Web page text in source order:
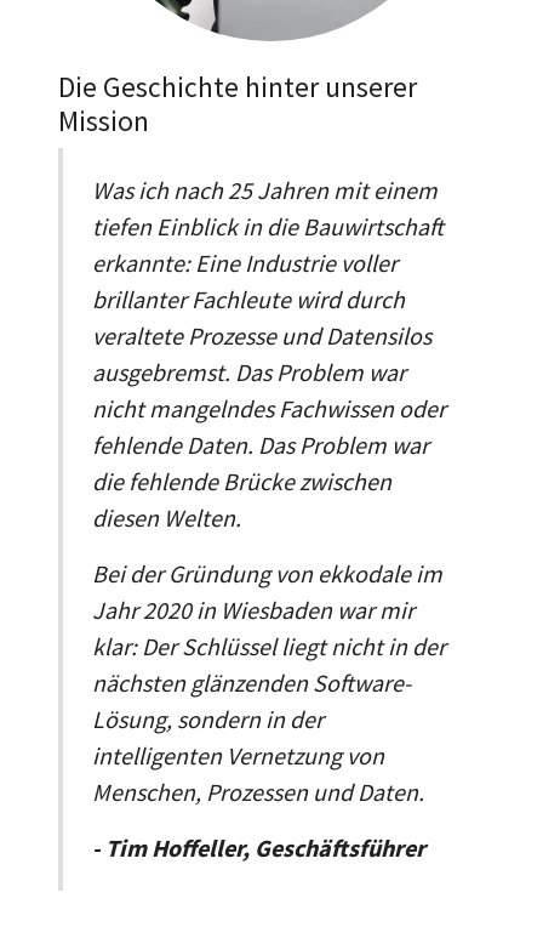
Die Geschichte hinter unserer
Mission
Was ich nach 25 Jahren mit einem
tiefen Einblick in die Bauwirtschaft
erkannte: Eine Industrie voller
brillanter Fachleute wird durch
veraltete Prozesse und Datensilos
ausgebremst. Das Problem war
nicht mangelndes Fachwissen oder
fehlende Daten. Das Problem war
die fehlende Brücke zwischen
diesen Welten.
Bei der Gründung von ekkodale im
Jahr 2020 in Wiesbaden war mir
klar: Der Schlüssel liegt nicht in der
nächsten glänzenden Software-
Lösung, sondern in der
intelligenten Vernetzung von
Menschen, Prozessen und Daten.
- Tim Hoffeller, Geschäftsführer